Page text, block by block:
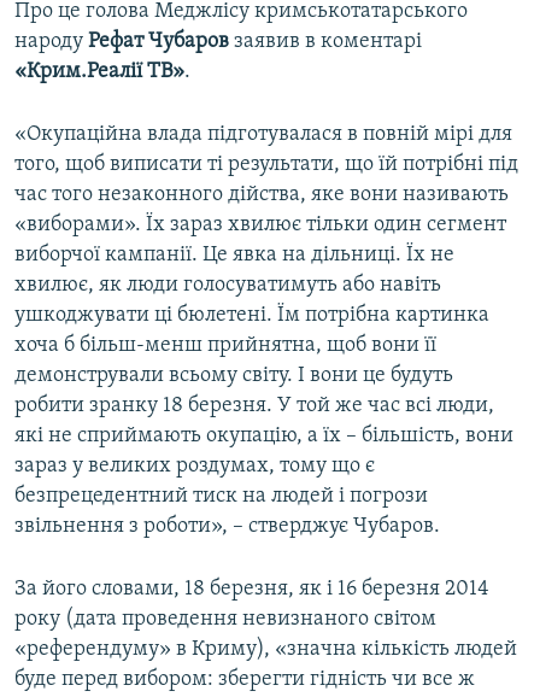
Про це голова Меджлісу кримськотатарського
народу Рефат Чубаров заявив в коментарі
«Крим.Реалії ТВ».
«Окупаційна влада підготувалася в повній мірі для
того, щоб виписати ті результати, що їй потрібні під
час того незаконного дійства, яке вони називають
«виборами». Їх зараз хвилює тільки один сегмент
виборчої кампанії. Це явка на дільниці. Їх не
хвилює, як люди голосуватимуть або навіть
ушкоджувати ці бюлетені. Їм потрібна картинка
хоча б більш-менш прийнятна, щоб вони її
демонстрували всьому світу. І вони це будуть
робити зранку 18 березня. У той же час всі люди,
які не сприймають окупацію, а їх – більшість, вони
зараз у великих роздумах, тому що є
безпрецедентний тиск на людей і погрози
звільнення з роботи», – стверджує Чубаров.
За його словами, 18 березня, як і 16 березня 2014
року (дата проведення невизнаного світом
«референдуму» в Криму), «значна кількість людей
буде перед вибором: зберегти гідність чи все ж